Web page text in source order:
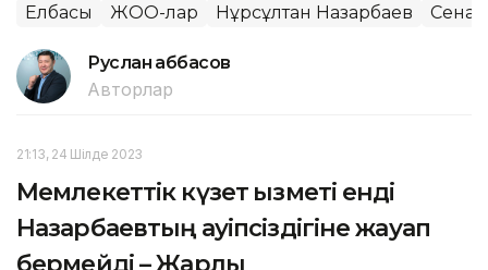
Елбасы ЖОО-лар Нұрсұлтан Назарбаев Сенат
Руслан Ғаббасов
Авторлар
21:13, 24 Шілде 2023
Мемлекеттік күзет қызметі енді
Назарбаевтың қауіпсіздігіне жауап
бермейді – Жарлық